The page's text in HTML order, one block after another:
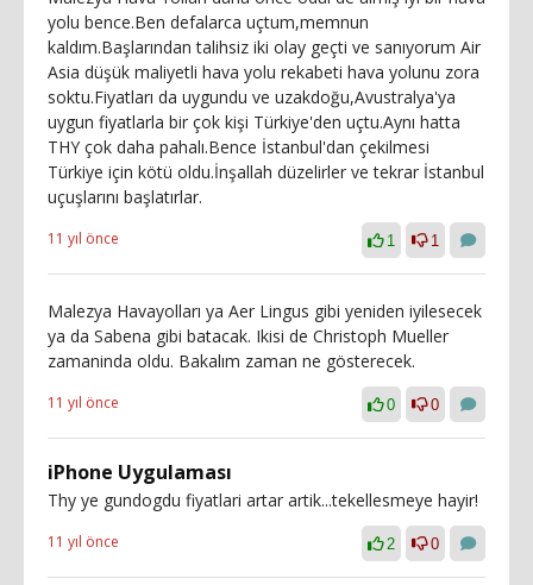
yolu bence.Ben defalarca uçtum,memnun
kaldım.Başlarından talihsiz iki olay geçti ve sanıyorum Air
Asia düşük maliyetli hava yolu rekabeti hava yolunu zora
soktu.Fiyatları da uygundu ve uzakdoğu,Avustralya'ya
uygun fiyatlarla bir çok kişi Türkiye'den uçtu.Aynı hatta
THY çok daha pahalı.Bence İstanbul'dan çekilmesi
Türkiye için kötü oldu.İnşallah düzelirler ve tekrar İstanbul
uçuşlarını başlatırlar.
11 yıl önce 1 1
Malezya Havayolları ya Aer Lingus gibi yeniden iyilesecek
ya da Sabena gibi batacak. Ikisi de Christoph Mueller
zamaninda oldu. Bakalım zaman ne gösterecek.
11 yıl önce 0 0
iPhone Uygulaması
Thy ye gundogdu fiyatlari artar artik...tekellesmeye hayir!
11 yıl önce 2 0